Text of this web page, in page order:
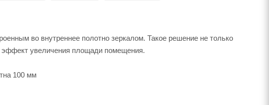
во внутреннее полотно зеркалом. Такое решение не только
эффект увеличения площади помещения.
100 мм